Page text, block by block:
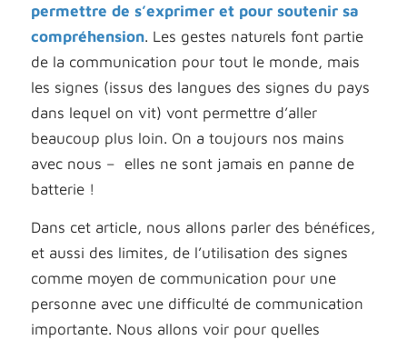
permettre de s’exprimer et pour soutenir sa
compréhension. Les gestes naturels font partie
de la communication pour tout le monde, mais
les signes (issus des langues des signes du pays
dans lequel on vit) vont permettre d’aller
beaucoup plus loin. On a toujours nos mains
avec nous – elles ne sont jamais en panne de
batterie !
Dans cet article, nous allons parler des bénéfices,
et aussi des limites, de l’utilisation des signes
comme moyen de communication pour une
personne avec une difficulté de communication
importante. Nous allons voirpour quelles